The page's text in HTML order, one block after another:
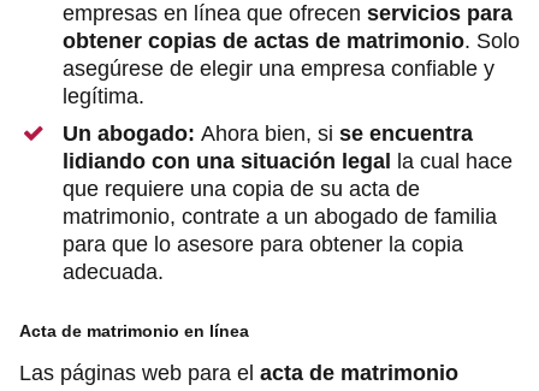
empresas en línea que ofrecen servicios para
obtener copias de actas de matrimonio. Solo
asegúrese de elegir una empresa confiable y
legítima.
Un abogado: Ahora bien, si se encuentra
lidiando con una situación legal
la cual hace
que requiere una copia de su acta de
matrimonio, contrate a un abogado de familia
para que lo asesore para obtener la copia
adecuada.
Acta de matrimonio en línea
Las páginas web para el acta de matrimonio